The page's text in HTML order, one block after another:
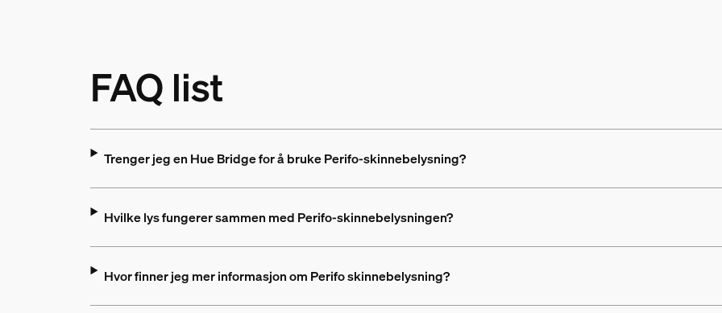
FAQ list
Trenger jeg en Hue Bridge for å bruke Perifo-skinnebelysning?
Hvilke lys fungerer sammen med Perifo-skinnebelysningen?
Hvor finner jeg mer informasjon om Perifo skinnebelysning?